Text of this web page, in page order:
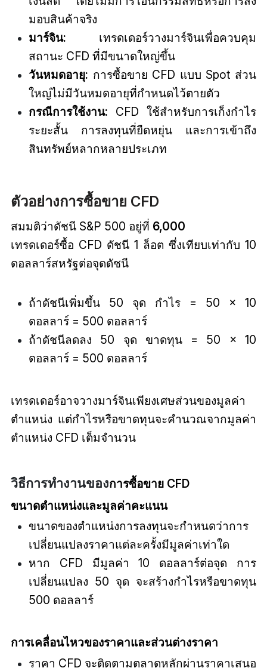
มอบสินค้าจริง
มาร์จิน: เทรดเดอร์วางมาร์จินเพื่อควบคุม
สถานะ CFD ที่มีขนาดใหญ่ขึ้น
วันหมดอายุ: การซื้อขาย CFD แบบ Spot ส่วน
ใหญ่ไม่มีวันหมดอายุที่กำหนดไว้ตายตัว
กรณีการใช้งาน: CFD ใช้สำหรับการเก็งกำไร
ระยะสั้น การลงทุนที่ยืดหยุ่น และการเข้าถึง
สินทรัพย์หลากหลายประเภท
ตัวอย่างการซื้อขาย CFD
สมมติว่าดัชนี S&P 500 อยู่ที่ 6,000
เทรดเดอร์ซื้อ CFD ดัชนี 1 ล็อต ซึ่งเทียบเท่ากับ 10
ดอลลาร์สหรัฐต่อจุดดัชนี
ถ้าดัชนีเพิ่มขึ้น 50 จุด กำไร = 50 × 10
ดอลลาร์ = 500 ดอลลาร์
ถ้าดัชนีลดลง 50 จุด ขาดทุน = 50 × 10
ดอลลาร์ = 500 ดอลลาร์
เทรดเดอร์อาจวางมาร์จินเพียงเศษส่วนของมูลค่า
ตำแหน่ง แต่กำไรหรือขาดทุนจะคำนวณจากมูลค่า
ตำแหน่ง CFD เต็มจำนวน
วิธีการทำงานของการซื้อขาย CFD
ขนาดตำแหน่งและมูลค่าคะแนน
ขนาดของตำแหน่งการลงทุนจะกำหนดว่าการ
เปลี่ยนแปลงราคาแต่ละครั้งมีมูลค่าเท่าใด
หาก CFD มีมูลค่า 10 ดอลลาร์ต่อจุด การ
เปลี่ยนแปลง 50 จุด จะสร้างกำไรหรือขาดทุน
500 ดอลลาร์
การเคลื่อนไหวของราคาและส่วนต่างราคา
ราคา CFD จะติดตามตลาดหลักผ่านราคาเสนอ